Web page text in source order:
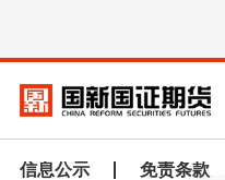
信息公示 免责条款